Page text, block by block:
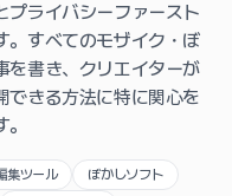
プライバシーファースト
。すべてのモザイク・ぼ
を書き、クリエイターが
できる方法に特に関心を
集ツール
ぼかしソフト